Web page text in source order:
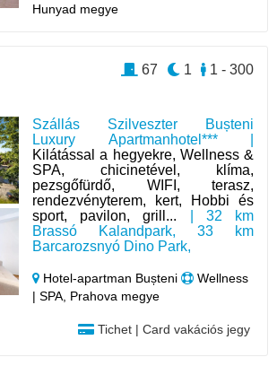
Hunyad megye
Szállás Szilveszter Bușteni
Luxury Apartmanhotel*** |
Kilátással a hegyekre, Wellness &
SPA, chicinetével, klíma,
pezsgőfürdő, WIFI, terasz,
rendezvényterem, kert, Hobbi és
sport, pavilon, grill... | 32 km
Brassó Kalandpark, 33 km
Barcarozsnyó Dino Park,
Hotel‑apartman Bușteni
Wellness
| SPA, Prahova megye
Tichet | Card vakációs jegy
1 - 300
1
67